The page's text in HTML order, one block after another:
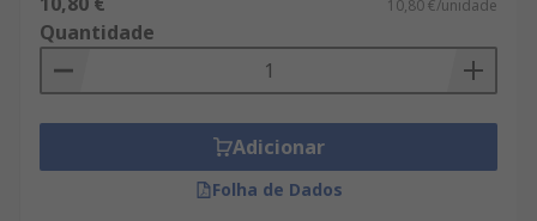
10,80 €/unidade
Quantidade
Adicionar
Folha de Dados